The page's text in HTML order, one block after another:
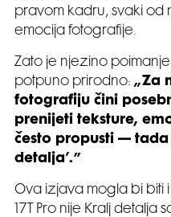
pravom kadru, svaki od
emocija fotografije.
Zato je njezino
potpuno prirodno: „Za
fotografiju čini
prenijeti teksture,
često propusti — tada
detalja’.”
Ova izjava mogla bi biti
17T Pro nije Kralj